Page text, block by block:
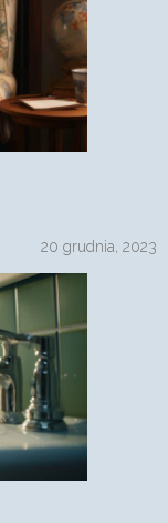
20 grudnia, 2023